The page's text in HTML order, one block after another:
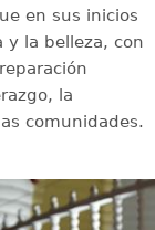
en sus inicios
y la belleza, con
la
comunidades.